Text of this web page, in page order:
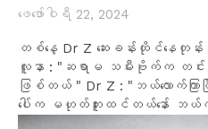
ဖေ‌ဖော်ဝါရီ 22, 2024
တစ်နေ့ Dr Z ဆေးခန်းထိုင်နေတုန်း
လူနာ : "ဆရာမ သမီးဗိုက်က တင်
ဖြစ်တယ် " Dr Z : "ဘယ်လောက်ကြာပြီလဲ သမီး... ဒါထက် သမီးက မြို့
ပေါ်က မဟုတ်ဘူးထင်တယ်နော် ဘယ်